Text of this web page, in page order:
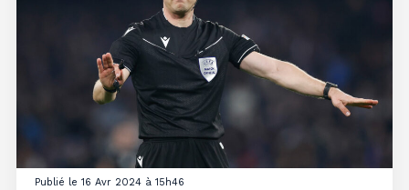
Publié le 16 Avr 2024 à 15h46